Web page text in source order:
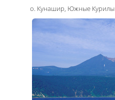
о. Кунашир, Южные Курилы